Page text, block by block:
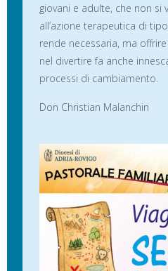
giovani e adulte, che non
all’azione terapeutica di
rende necessaria, ma
nel divertire fa anche
processi di cambiamento.
Don Christian Malanchin